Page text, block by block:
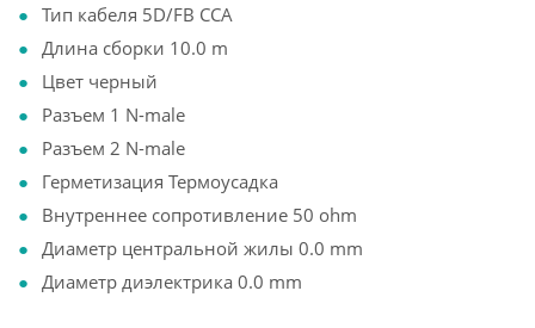
Тип кабеля 5D/FB CCA
Длина сборки 10.0 m
Цвет черный
Разъем 1 N-male
Разъем 2 N-male
Герметизация Термоусадка
Внутреннее сопротивление 50 ohm
Диаметр центральной жилы 0.0 mm
Диаметр диэлектрика 0.0 mm